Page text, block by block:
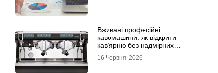
Вживані професійні
кавомашини: як відкрити
кав’ярню без надмірних
16 Червня, 2026